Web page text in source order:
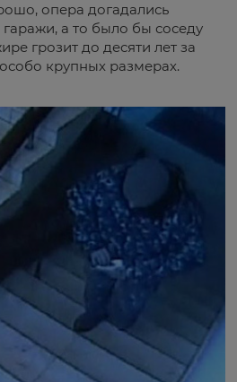
опера догадались
а то было бы соседу
грозит до десяти лет за
крупных размерах.